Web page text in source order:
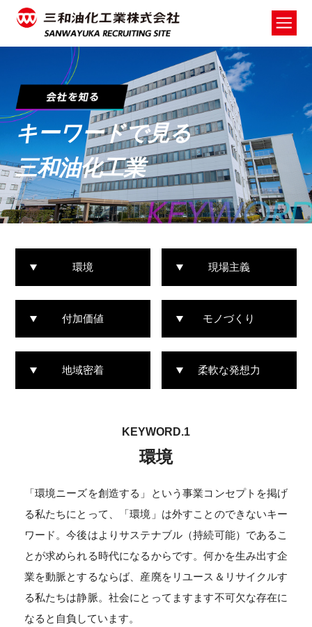
キーワードで見る
三和油化工業
環境 現場主義
付加価値 モノづくり
地域密着 柔軟な発想力
KEYWORD.1
環境
「環境ニーズを創造する」という事業コンセプトを掲げ
る私たちにとって、「環境」は外すことのできないキー
ワード。今後はよりサステナブル（持続可能）であるこ
とが求められる時代になるからです。何かを生み出す企
業を動脈とするならば、産廃をリユース＆リサイクルす
る私たちは静脈。社会にとってますます不可欠な存在に
なると自負しています。